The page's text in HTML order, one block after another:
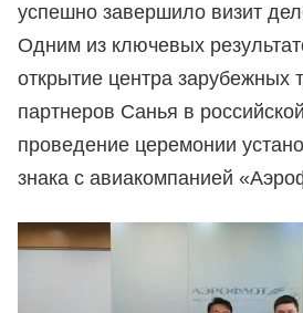
успешно завершило визит
Одним из ключевых
открытие центра зарубежных
партнеров Санья в
проведение церемонии
знака с авиакомпанией